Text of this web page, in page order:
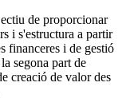
de proporcionar
i s'estructura a partir
financeres i de gestió
segona part de
creació de valor des